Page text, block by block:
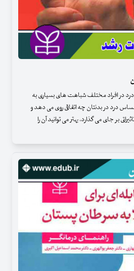
در افراد مختلف شباهت های بسیاری به
درد در بدنتان چه اتفاقی روی می دهد و
بر جای می گذارد، بهتر می توانید آن را